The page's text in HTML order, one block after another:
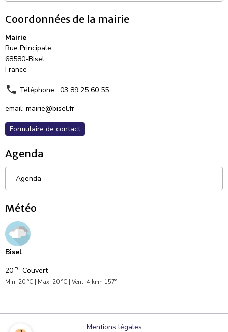
Coordonnées de la mairie
Mairie
Rue Principale
68580-Bisel
France
Téléphone : 03 89 25 60 55
email: mairie@bisel.fr
Formulaire de contact
Agenda
Agenda
Météo
Bisel
20 °C Couvert
Min: 20 °C | Max: 20 °C | Vent: 4 kmh 157°
Mentions légales